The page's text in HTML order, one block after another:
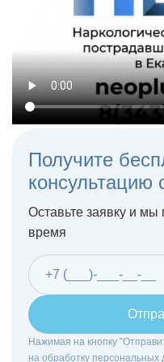
Получите
консультацию
Оставьте заявку и
время
Нажимая на кнопку
на обработку персональных